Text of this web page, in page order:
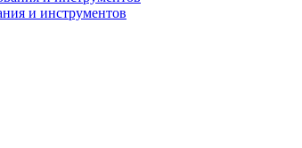
и инструментов